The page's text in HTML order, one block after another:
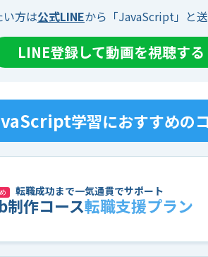
方は公式LINEから「JavaScript」と
LINE登録して動画を視聴する
学習におすすめの
転職成功まで一気通貫でサポート
制作コース転職支援プラン